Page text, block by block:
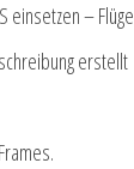
einsetzen –
erstellt